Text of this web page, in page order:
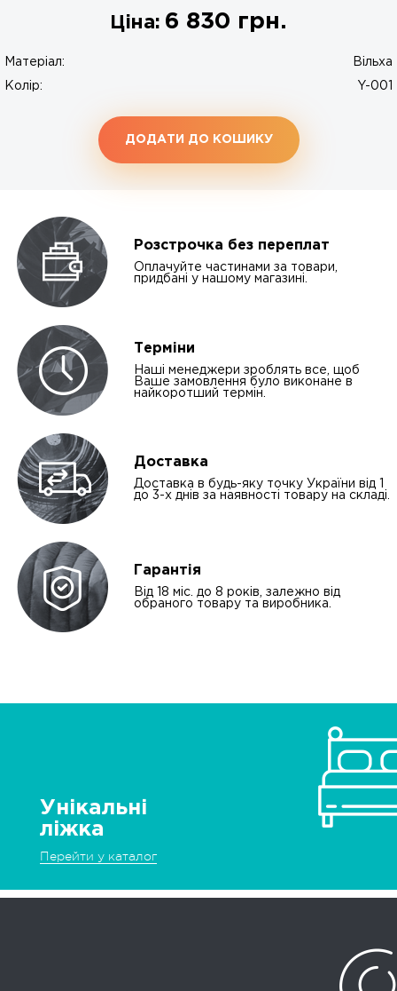
Ціна: 6 830 грн.
Матеріал: Вільха
Колір: Y-001
ДОДАТИ ДО КОШИКУ
Розстрочка без переплат
Оплачуйте частинами за товари,
придбані у нашому магазині.
Терміни
Наші менеджери зроблять все, щоб
Ваше замовлення було виконане в
найкоротший термін.
Доставка
Доставка в будь-яку точку України від 1
до 3-х днів за наявності товару на складі.
Гарантія
Від 18 міс. до 8 років, залежно від
обраного товару та виробника.
Унікальні
ліжка
Перейти у каталог